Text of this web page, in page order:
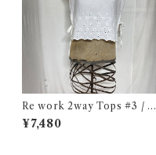
Re work 2way Tops #3 / リ
ワーク 2way トップス 古着
¥7,480